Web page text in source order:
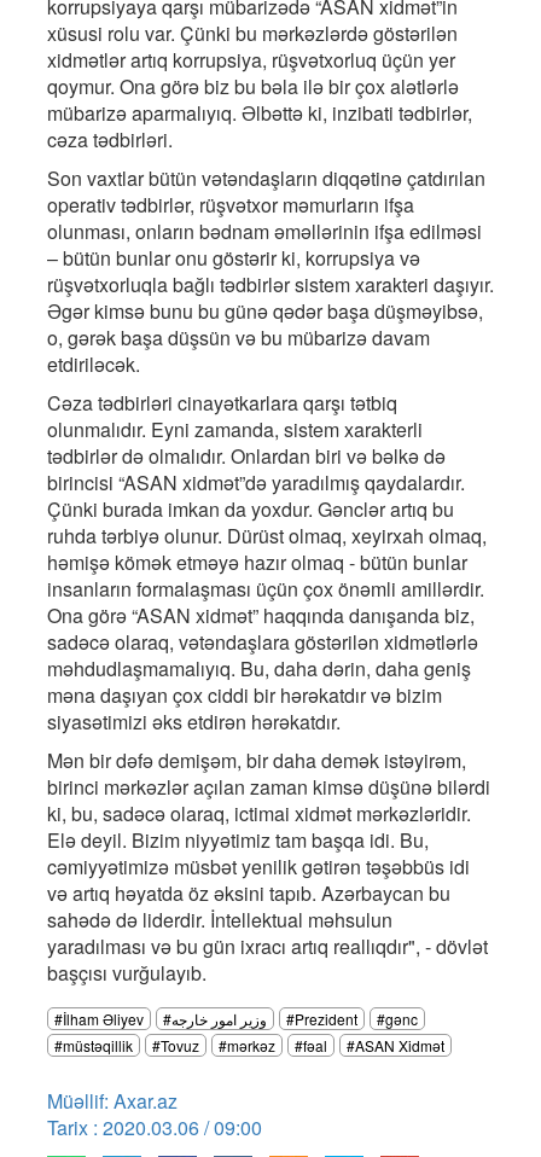
korrupsiyaya qarşı mübarizədə “ASAN xidmət”in
xüsusi rolu var. Çünki bu mərkəzlərdə göstərilən
xidmətlər artıq korrupsiya, rüşvətxorluq üçün yer
qoymur. Ona görə biz bu bəla ilə bir çox alətlərlə
mübarizə aparmalıyıq. Əlbəttə ki, inzibati tədbirlər,
cəza tədbirləri.
Son vaxtlar bütün vətəndaşların diqqətinə çatdırılan
operativ tədbirlər, rüşvətxor məmurların ifşa
olunması, onların bədnam əməllərinin ifşa edilməsi
– bütün bunlar onu göstərir ki, korrupsiya və
rüşvətxorluqla bağlı tədbirlər sistem xarakteri daşıyır.
Əgər kimsə bunu bu günə qədər başa düşməyibsə,
o, gərək başa düşsün və bu mübarizə davam
etdiriləcək.
Cəza tədbirləri cinayətkarlara qarşı tətbiq
olunmalıdır. Eyni zamanda, sistem xarakterli
tədbirlər də olmalıdır. Onlardan biri və bəlkə də
birincisi “ASAN xidmət”də yaradılmış qaydalardır.
Çünki burada imkan da yoxdur. Gənclər artıq bu
ruhda tərbiyə olunur. Dürüst olmaq, xeyirxah olmaq,
həmişə kömək etməyə hazır olmaq - bütün bunlar
insanların formalaşması üçün çox önəmli amillərdir.
Ona görə “ASAN xidmət” haqqında danışanda biz,
sadəcə olaraq, vətəndaşlara göstərilən xidmətlərlə
məhdudlaşmamalıyıq. Bu, daha dərin, daha geniş
məna daşıyan çox ciddi bir hərəkatdır və bizim
siyasətimizi əks etdirən hərəkatdır.
Mən bir dəfə demişəm, bir daha demək istəyirəm,
birinci mərkəzlər açılan zaman kimsə düşünə bilərdi
ki, bu, sadəcə olaraq, ictimai xidmət mərkəzləridir.
Elə deyil. Bizim niyyətimiz tam başqa idi. Bu,
cəmiyyətimizə müsbət yenilik gətirən təşəbbüs idi
və artıq həyatda öz əksini tapıb. Azərbaycan bu
sahədə də liderdir. İntellektual məhsulun
yaradılması və bu gün ixracı artıq reallıqdır", - dövlət
başçısı vurğulayıb.
#İlham Əliyev #وزیر امور خارجه #Prezident
#gənc
#müstəqillik
#Tovuz #mərkəz #fəal #ASAN Xidmət
Müəllif: Axar.az
Tarix : 2020.03.06 / 09:00